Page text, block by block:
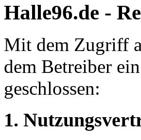
Halle96.de -
Mit dem Zugriff
dem Betreiber
geschlossen:
1.